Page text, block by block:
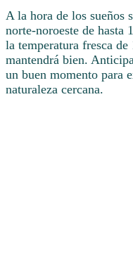
A la hora de los sueños
norte-noroeste de hasta
la temperatura fresca
mantendrá bien.
un buen momento para
naturaleza cercana.